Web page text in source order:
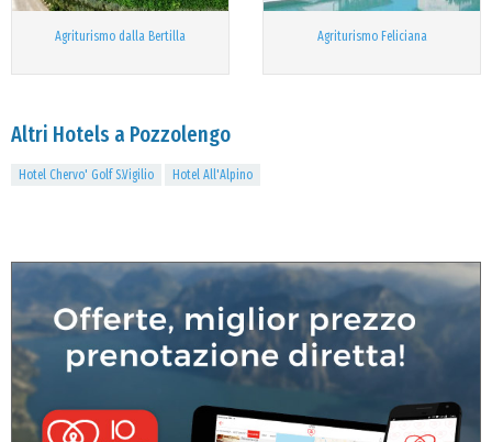
Agriturismo dalla Bertilla Agriturismo Feliciana
Altri Hotels a Pozzolengo
Hotel Chervo' Golf S.Vigilio Hotel All'Alpino